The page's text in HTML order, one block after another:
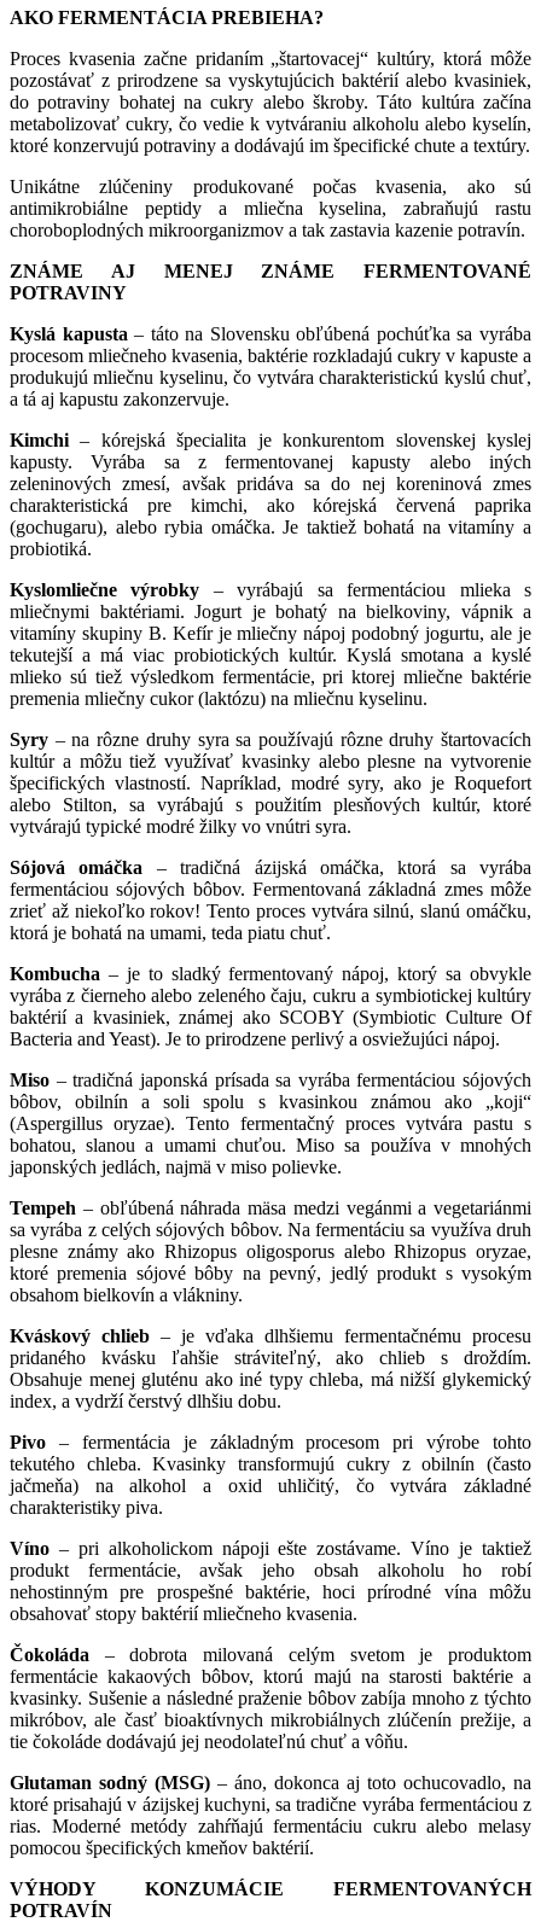
AKO FERMENTÁCIA PREBIEHA?
Proces kvasenia začne pridaním „štartovacej“ kultúry, ktorá môže
pozostávať z prirodzene sa vyskytujúcich baktérií alebo kvasiniek,
do potraviny bohatej na cukry alebo škroby. Táto kultúra začína
metabolizovať cukry, čo vedie k vytváraniu alkoholu alebo kyselín,
ktoré konzervujú potraviny a dodávajú im špecifické chute a textúry.
Unikátne zlúčeniny produkované počas kvasenia, ako sú
antimikrobiálne peptidy a mliečna kyselina, zabraňujú rastu
choroboplodných mikroorganizmov a tak zastavia kazenie potravín.
ZNÁME AJ MENEJ ZNÁME FERMENTOVANÉ
POTRAVINY
Kyslá kapusta – táto na Slovensku obľúbená pochúťka sa vyrába
procesom mliečneho kvasenia, baktérie rozkladajú cukry v kapuste a
produkujú mliečnu kyselinu, čo vytvára charakteristickú kyslú chuť,
a tá aj kapustu zakonzervuje.
Kimchi – kórejská špecialita je konkurentom slovenskej kyslej
kapusty. Vyrába sa z fermentovanej kapusty alebo iných
zeleninových zmesí, avšak pridáva sa do nej koreninová zmes
charakteristická pre kimchi, ako kórejská červená paprika
(gochugaru), alebo rybia omáčka. Je taktiež bohatá na vitamíny a
probiotiká.
Kyslomliečne výrobky – vyrábajú sa fermentáciou mlieka s
mliečnymi baktériami. Jogurt je bohatý na bielkoviny, vápnik a
vitamíny skupiny B. Kefír je mliečny nápoj podobný jogurtu, ale je
tekutejší a má viac probiotických kultúr. Kyslá smotana a kyslé
mlieko sú tiež výsledkom fermentácie, pri ktorej mliečne baktérie
premenia mliečny cukor (laktózu) na mliečnu kyselinu.
Syry – na rôzne druhy syra sa používajú rôzne druhy štartovacích
kultúr a môžu tiež využívať kvasinky alebo plesne na vytvorenie
špecifických vlastností. Napríklad, modré syry, ako je Roquefort
alebo Stilton, sa vyrábajú s použitím plesňových kultúr, ktoré
vytvárajú typické modré žilky vo vnútri syra.
Sójová omáčka – tradičná ázijská omáčka, ktorá sa vyrába
fermentáciou sójových bôbov. Fermentovaná základná zmes môže
zrieť až niekoľko rokov! Tento proces vytvára silnú, slanú omáčku,
ktorá je bohatá na umami, teda piatu chuť.
Kombucha – je to sladký fermentovaný nápoj, ktorý sa obvykle
vyrába z čierneho alebo zeleného čaju, cukru a symbiotickej kultúry
baktérií a kvasiniek, známej ako SCOBY (Symbiotic Culture Of
Bacteria and Yeast). Je to prirodzene perlivý a osviežujúci nápoj.
Miso – tradičná japonská prísada sa vyrába fermentáciou sójových
bôbov, obilnín a soli spolu s kvasinkou známou ako „koji“
(Aspergillus oryzae). Tento fermentačný proces vytvára pastu s
bohatou, slanou a umami chuťou. Miso sa používa v mnohých
japonských jedlách, najmä v miso polievke.
Tempeh – obľúbená náhrada mäsa medzi vegánmi a vegetariánmi
sa vyrába z celých sójových bôbov. Na fermentáciu sa využíva druh
plesne známy ako Rhizopus oligosporus alebo Rhizopus oryzae,
ktoré premenia sójové bôby na pevný, jedlý produkt s vysokým
obsahom bielkovín a vlákniny.
Kváskový chlieb – je vďaka dlhšiemu fermentačnému procesu
pridaného kvásku ľahšie stráviteľný, ako chlieb s droždím.
Obsahuje menej gluténu ako iné typy chleba, má nižší glykemický
index, a vydrží čerstvý dlhšiu dobu.
Pivo – fermentácia je základným procesom pri výrobe tohto
tekutého chleba. Kvasinky transformujú cukry z obilnín (často
jačmeňa) na alkohol a oxid uhličitý, čo vytvára základné
charakteristiky piva.
Víno – pri alkoholickom nápoji ešte zostávame. Víno je taktiež
produkt fermentácie, avšak jeho obsah alkoholu ho robí
nehostinným pre prospešné baktérie, hoci prírodné vína môžu
obsahovať stopy baktérií mliečneho kvasenia.
Čokoláda – dobrota milovaná celým svetom je produktom
fermentácie kakaových bôbov, ktorú majú na starosti baktérie a
kvasinky. Sušenie a následné praženie bôbov zabíja mnoho z týchto
mikróbov, ale časť bioaktívnych mikrobiálnych zlúčenín prežije, a
tie čokoláde dodávajú jej neodolateľnú chuť a vôňu.
Glutaman sodný (MSG) – áno, dokonca aj toto ochucovadlo, na
ktoré prisahajú v ázijskej kuchyni, sa tradične vyrába fermentáciou z
rias. Moderné metódy zahŕňajú fermentáciu cukru alebo melasy
pomocou špecifických kmeňov baktérií.
VÝHODY KONZUMÁCIE FERMENTOVANÝCH
POTRAVÍN